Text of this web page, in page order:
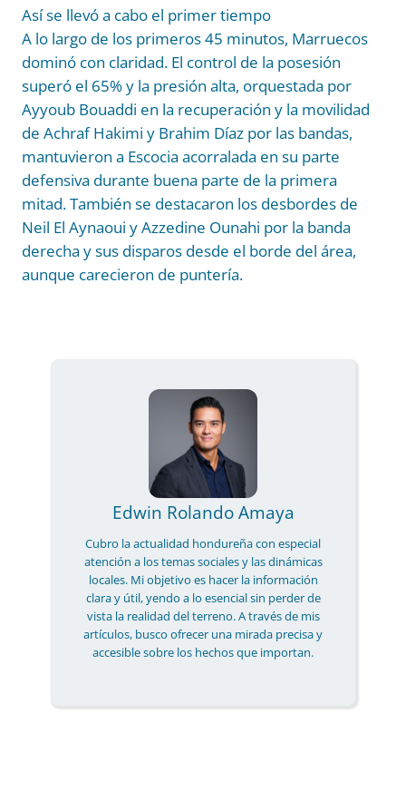
Así se llevó a cabo el primer tiempo
A lo largo de los primeros 45 minutos, Marruecos
dominó con claridad. El control de la posesión
superó el 65% y la presión alta, orquestada por
Ayyoub Bouaddi en la recuperación y la movilidad
de Achraf Hakimi y Brahim Díaz por las bandas,
mantuvieron a Escocia acorralada en su parte
defensiva durante buena parte de la primera
mitad. También se destacaron los desbordes de
Neil El Aynaoui y Azzedine Ounahi por la banda
derecha y sus disparos desde el borde del área,
aunque carecieron de puntería.
Edwin Rolando Amaya
Cubro la actualidad hondureña con especial
atención a los temas sociales y las dinámicas
locales. Mi objetivo es hacer la información
clara y útil, yendo a lo esencial sin perder de
vista la realidad del terreno. A través de mis
artículos, busco ofrecer una mirada precisa y
accesible sobre los hechos que importan.